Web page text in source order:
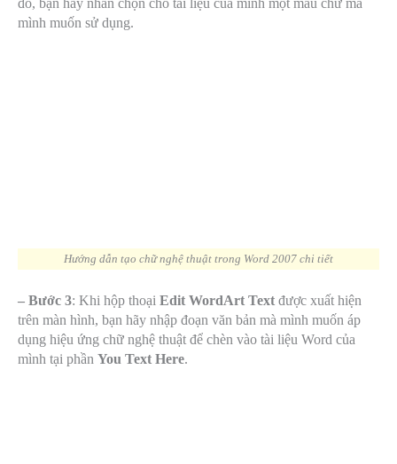
đó, bạn hãy nhấn chọn cho tài liệu của mình một mẫu chữ mà
mình muốn sử dụng.
Hướng dẫn tạo chữ nghệ thuật trong Word 2007 chi tiết
– Bước 3: Khi hộp thoại Edit WordArt Text được xuất hiện
trên màn hình, bạn hãy nhập đoạn văn bản mà mình muốn áp
dụng hiệu ứng chữ nghệ thuật để chèn vào tài liệu Word của
mình tại phần You Text Here.